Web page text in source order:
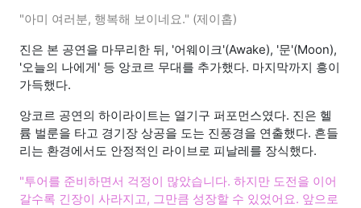
"아미 여러분, 행복해 보이네요." (제이홉)
진은 본 공연을 마무리한 뒤, '어웨이크'(Awake), '문'(Moon),
'오늘의 나에게' 등 앙코르 무대를 추가했다. 마지막까지 흥이
가득했다.
앙코르 공연의 하이라이트는 열기구 퍼포먼스였다. 진은 헬
륨 벌룬을 타고 경기장 상공을 도는 진풍경을 연출했다. 흔들
리는 환경에서도 안정적인 라이브로 피날레를 장식했다.
"투어를 준비하면서 걱정이 많았습니다. 하지만 도전을 이어
갈수록 긴장이 사라지고, 그만큼 성장할 수 있었어요. 앞으로